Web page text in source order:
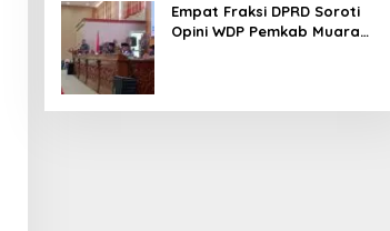
Empat Fraksi DPRD Soroti
Opini WDP Pemkab Muara